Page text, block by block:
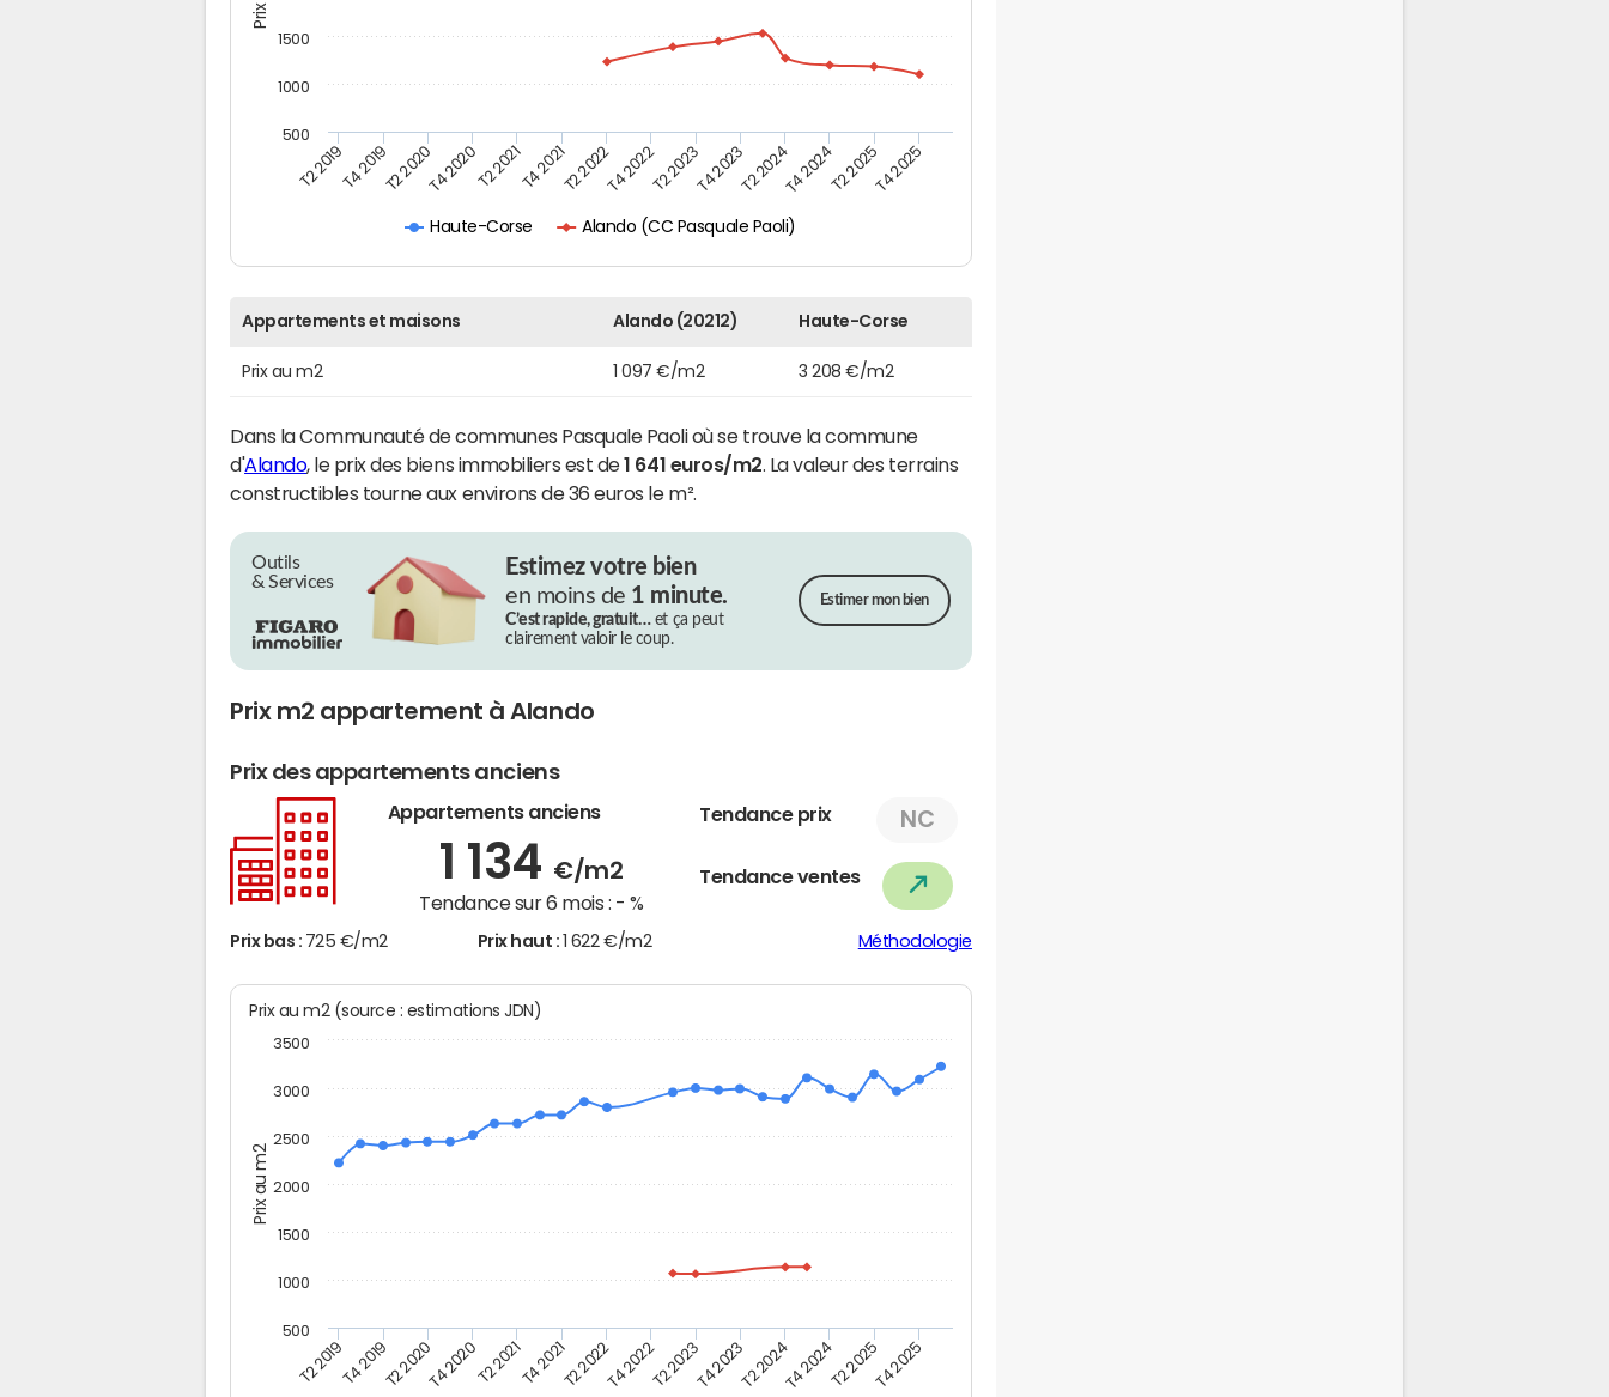
Haute-Corse Alando (CC Pasquale Paoli)
T2 2019T4 2019T2 2020T4 2020T2 2021T4 2021T2 2022T4 2022T2 2023T4 2023T2 2024T4 2024T2 2025T4 2025
500
1000
1500
Appartements et maisons Alando (20212) Haute-Corse
Prix au m2 1 097 €/m2 3 208 €/m2
Dans la Communauté de communes Pasquale Paoli où se trouve la commune
d'Alando, le prix des biens immobiliers est de1 641 euros/m2 . La valeur des terrains
constructibles tourne aux environs de 36 euros le m².
Outils
& Services
Estimez votre bien
en moins de 1 minute.
C’est rapide, gratuit…et ça peut
clairement valoir le coup.
Estimer mon bien
Prix m2 appartement à Alando
Prix des appartements anciens
Appartements anciens
1 134 €/m2
Tendance sur 6 mois : - %
Tendance prix NC
Tendance ventes
Prix bas : 725 €/m2 Prix haut : 1 622 €/m2 Méthodologie
Prix au m2
Prix au m2 (source : estimations JDN)
T2 2019T4 2019T2 2020T4 2020T2 2021T4 2021T2 2022T4 2022T2 2023T4 2023T2 2024T4 2024T2 2025T4 2025
500
1000
1500
2000
2500
3000
3500